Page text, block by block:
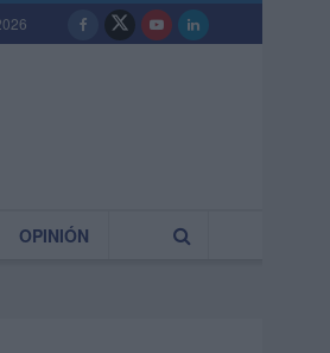
OPINIÓN